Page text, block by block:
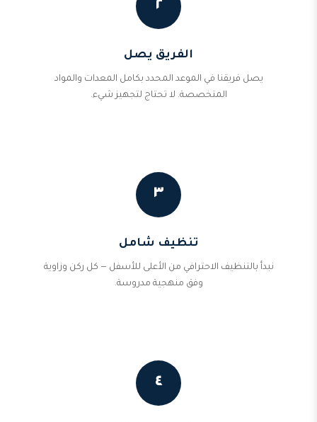
٢
الفريق يصل
يصل فريقنا في الموعد المحدد بكامل المعدات والمواد
المتخصصة. لا تحتاج لتجهيز شيء.
٣
تنظيف شامل
نبدأ بالتنظيف الاحترافي من الأعلى للأسفل — كل ركن وزاوية
وفق منهجية مدروسة.
٤